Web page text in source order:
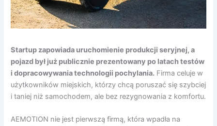
Startup zapowiada uruchomienie produkcji seryjnej, a
pojazd był już publicznie prezentowany po latach testów
i dopracowywania technologii pochylania. Firma celuje w
użytkowników miejskich, którzy chcą poruszać się szybciej
i taniej niż samochodem, ale bez rezygnowania z komfortu.
AEMOTION nie jest pierwszą firmą, która wpadła na